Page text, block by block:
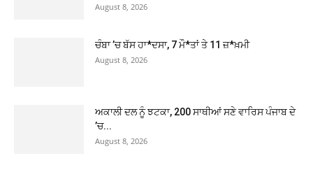
August 8, 2026
ਚੰਬਾ ’ਚ ਬੱਸ ਹਾ*ਦਸਾ, 7 ਮੌ*ਤਾਂ ਤੇ 11 ਜ਼*ਖ਼ਮੀ
August 8, 2026
ਅਕਾਲੀ ਦਲ ਨੂੰ ਝਟਕਾ, 200 ਸਾਥੀਆਂ ਸਣੇ ਵਾਰਿਸ ਪੰਜਾਬ ਦੇ
’ਚ...
August 8, 2026